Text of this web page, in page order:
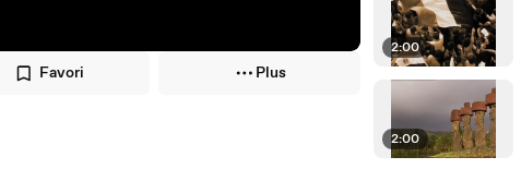
Favori Plus
2:00
2:00